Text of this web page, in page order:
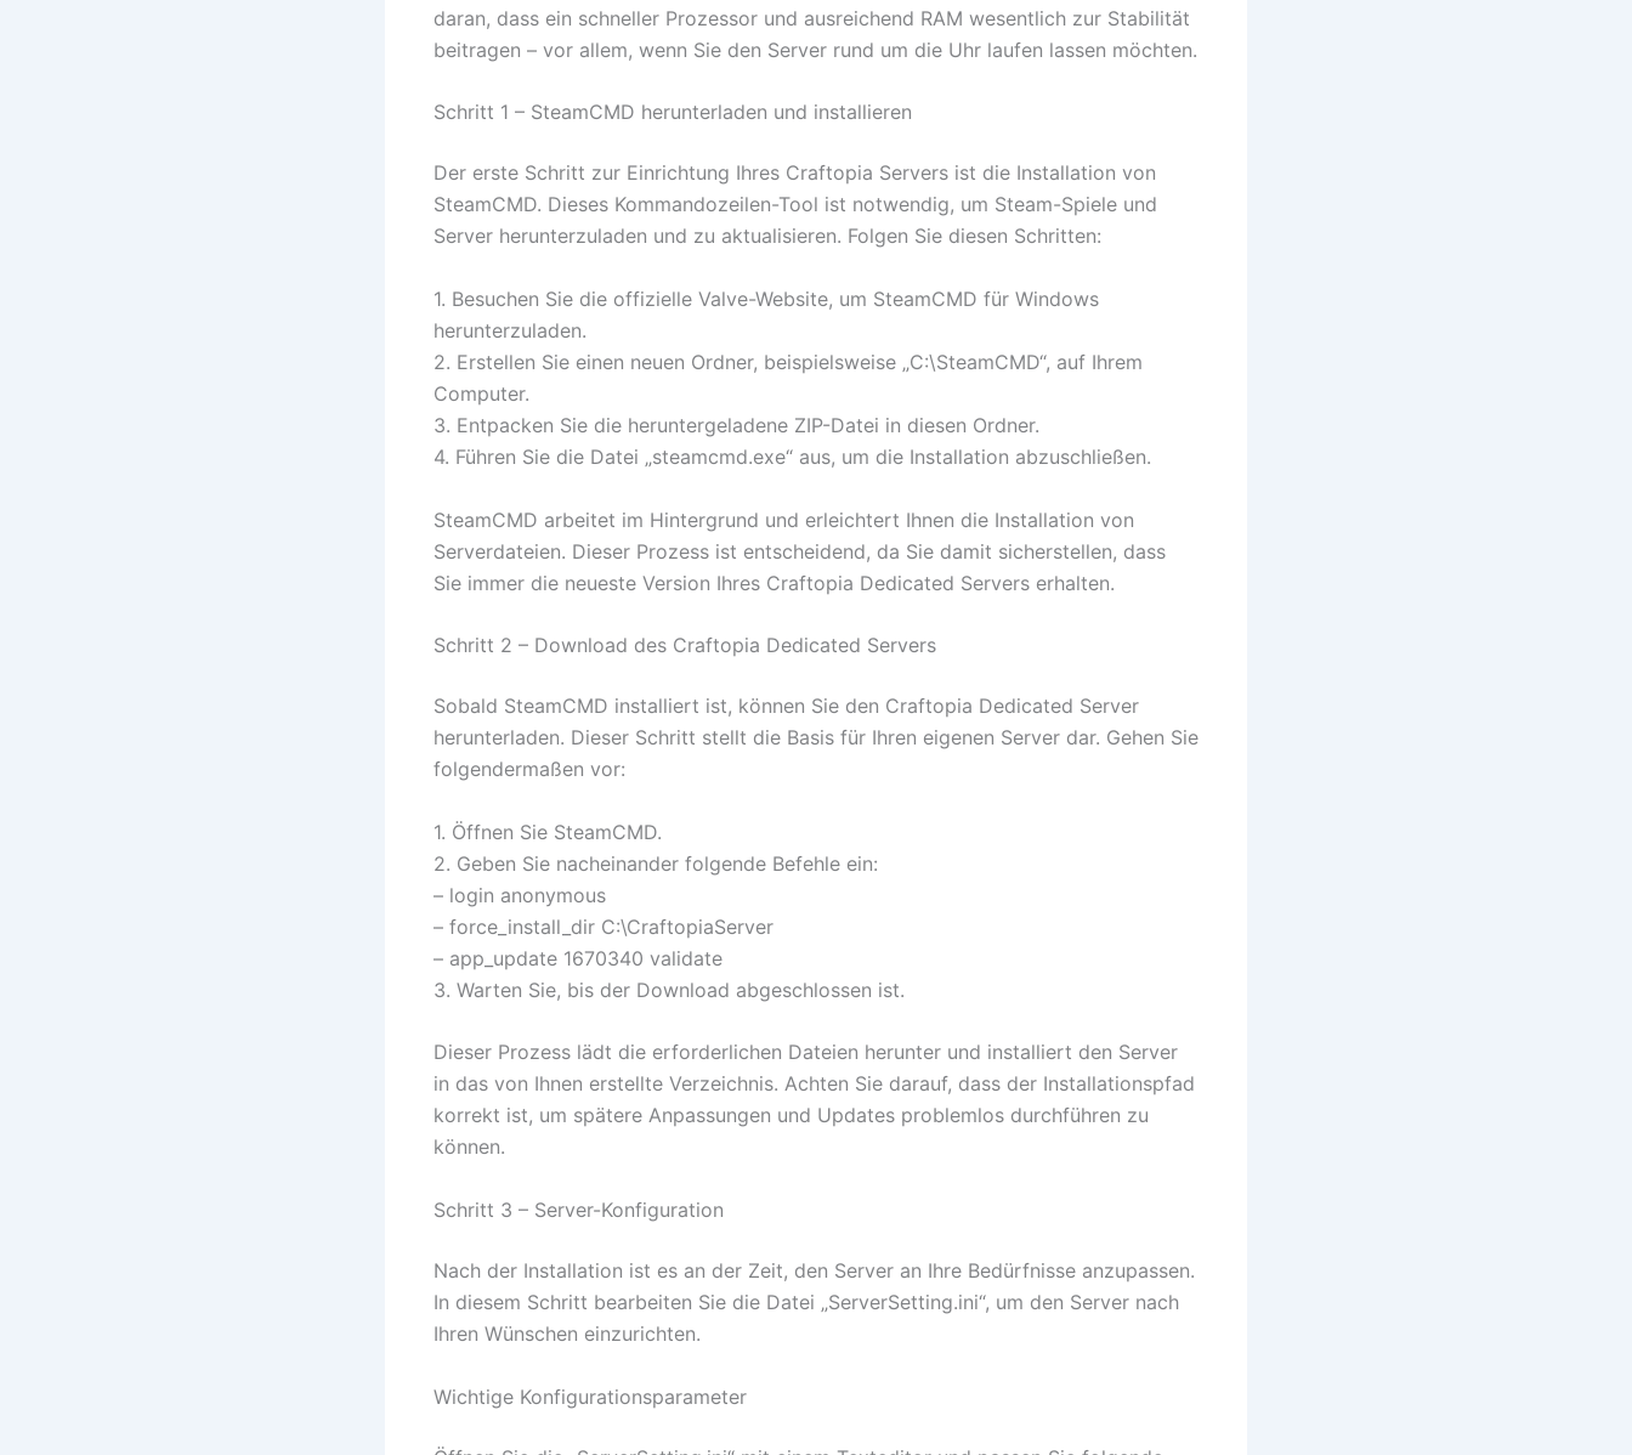
daran, dass ein schneller Prozessor und ausreichend RAM wesentlich zur Stabilität
beitragen – vor allem, wenn Sie den Server rund um die Uhr laufen lassen möchten.
Schritt 1 – SteamCMD herunterladen und installieren
Der erste Schritt zur Einrichtung Ihres Craftopia Servers ist die Installation von
SteamCMD. Dieses Kommandozeilen-Tool ist notwendig, um Steam-Spiele und
Server herunterzuladen und zu aktualisieren. Folgen Sie diesen Schritten:
1. Besuchen Sie die offizielle Valve-Website, um SteamCMD für Windows
herunterzuladen.
2. Erstellen Sie einen neuen Ordner, beispielsweise „C:\SteamCMD“, auf Ihrem
Computer.
3. Entpacken Sie die heruntergeladene ZIP-Datei in diesen Ordner.
4. Führen Sie die Datei „steamcmd.exe“ aus, um die Installation abzuschließen.
SteamCMD arbeitet im Hintergrund und erleichtert Ihnen die Installation von
Serverdateien. Dieser Prozess ist entscheidend, da Sie damit sicherstellen, dass
Sie immer die neueste Version Ihres Craftopia Dedicated Servers erhalten.
Schritt 2 – Download des Craftopia Dedicated Servers
Sobald SteamCMD installiert ist, können Sie den Craftopia Dedicated Server
herunterladen. Dieser Schritt stellt die Basis für Ihren eigenen Server dar. Gehen Sie
folgendermaßen vor:
1. Öffnen Sie SteamCMD.
2. Geben Sie nacheinander folgende Befehle ein:
– login anonymous
– force_install_dir C:\CraftopiaServer
– app_update 1670340 validate
3. Warten Sie, bis der Download abgeschlossen ist.
Dieser Prozess lädt die erforderlichen Dateien herunter und installiert den Server
in das von Ihnen erstellte Verzeichnis. Achten Sie darauf, dass der Installationspfad
korrekt ist, um spätere Anpassungen und Updates problemlos durchführen zu
können.
Schritt 3 – Server-Konfiguration
Nach der Installation ist es an der Zeit, den Server an Ihre Bedürfnisse anzupassen.
In diesem Schritt bearbeiten Sie die Datei „ServerSetting.ini“, um den Server nach
Ihren Wünschen einzurichten.
Wichtige Konfigurationsparameter